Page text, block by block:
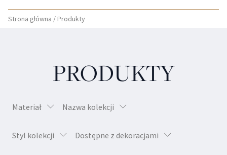
Strona główna /Produkty
PRODUKTY
Materiał Nazwa kolekcji
Styl kolekcji Dostępne z dekoracjami